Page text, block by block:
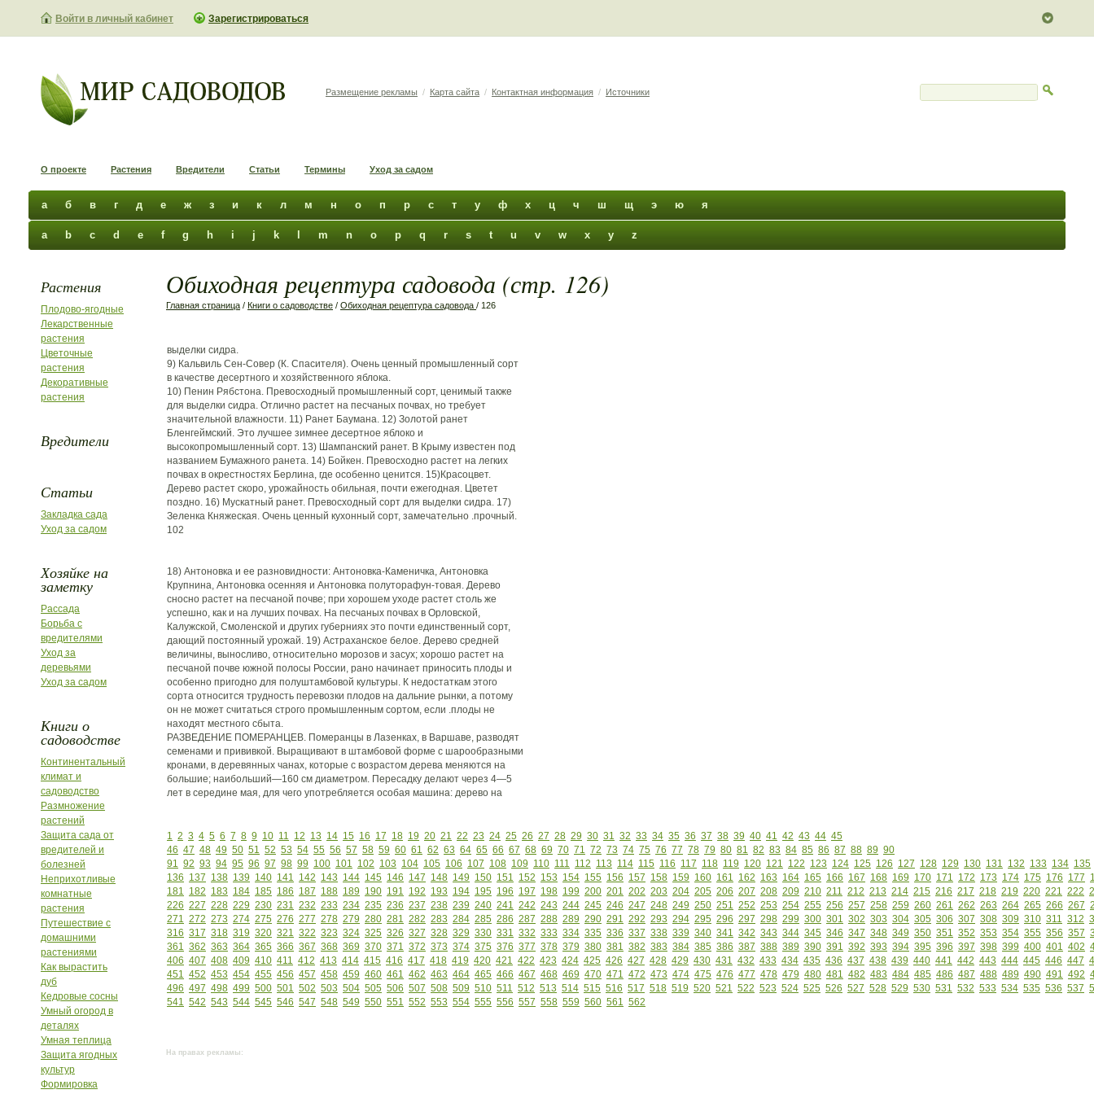
Войти в личный кабинет Зарегистрироваться
Размещение рекламы / Карта сайта / Контактная информация / Источники
О проекте Растения Вредители Статьи Термины Уход за садом
а б в г д е ж з и к л м н о п р с т у ф х ц ч ш щ э ю я
a b c d e f g h i j k m n o p q r s t u v w x y z
Растения
Плодово-ягодные
Лекарственные
растения
Цветочные
растения
Декоративные
растения
Вредители
Статьи
Закладка сада
Уход за садом
Хозяйке на
заметку
Рассада
Борьба с
вредителями
Уход за
деревьями
Уход за садом
Книги о
садоводстве
Континентальный
климат и
садоводство
Размножение
растений
Защита сада от
вредителей и
болезней
Неприхотливые
комнатные
растения
Путешествие с
домашними
растениями
Как вырастить
дуб
Кедровые сосны
Умный огород в
деталях
Умная теплица
Защита ягодных
культур
Формировка
Обиходная рецептура садовода (стр. 126)
Главная страница / Книги о садоводстве / Обиходная рецептура садовода / 126
выделки сидра.
9) Кальвиль Сен-Совер (К. Спасителя). Очень ценный промышленный сорт
в качестве десертного и хозяйственного яблока.
10) Пенин Рябстона. Превосходный промышленный сорт, ценимый также
для выделки сидра. Отлично растет на песчаных почвах, но требует
значительной влажности. 11) Ранет Баумана. 12) Золотой ранет
Бленгеймский. Это лучшее зимнее десертное яблоко и
высокопромышленный сорт. 13) Шампанский ранет. В Крыму известен под
названием Бумажного ранета. 14) Бойкен. Превосходно растет на легких
почвах в окрестностях Берлина, где особенно ценится. 15)Красоцвет.
Дерево растет скоро, урожайность обильная, почти ежегодная. Цветет
поздно. 16) Мускатный ранет. Превосходный сорт для выделки сидра. 17)
Зеленка Княжеская. Очень ценный кухонный сорт, замечательно .прочный.
102
18) Антоновка и ее разновидности: Антоновка-Каменичка, Антоновка
Крупнина, Антоновка осенняя и Антоновка полуторафун-товая. Дерево
сносно растет на песчаной почве; при хорошем уходе растет столь же
успешно, как и на лучших почвах. На песчаных почвах в Орловской,
Калужской, Смоленской и других губерниях это почти единственный сорт,
дающий постоянный урожай. 19) Астраханское белое. Дерево средней
величины, выносливо, относительно морозов и засух; хорошо растет на
песчаной почве южной полосы России, рано начинает приносить плоды и
особенно пригодно для полуштамбовой культуры. К недостаткам этого
сорта относится трудность перевозки плодов на дальние рынки, а потому
он не может считаться строго промышленным сортом, если .плоды не
находят местного сбыта.
РАЗВЕДЕНИЕ ПОМЕРАНЦЕВ. Померанцы в Лазенках, в Варшаве, разводят
семенами и прививкой. Выращивают в штамбовой форме с шарообразными
кронами, в деревянных чанах, которые с возрастом дерева меняются на
большие; наибольший—160 см диаметром. Пересадку делают через 4—5
лет в середине мая, для чего употребляется особая машина: дерево на
1 2 3 4 5 6 7 8 9 10 11 12 13 14 15 16 17 18 19 20 21 22 23 24 25 26 27 28 29 30 31 32 33 34 35 36 37 38 39 40 41 42 43 44 45
46 47 48 49 50 51 52 53 54 55 56 57 58 59 60 61 62 63 64 65 66 67 68 69 70 71 72 73 74 75 76 77 78 79 80 81 82 83 84 85 86 87 88 89 90
91 92 93 94 95 96 97 98 99 100 101 102 103 104 105 106 107 108 109 110 111 112 113 114 115 116 117 118 119 120 121 122 123 124 125 126 127 128 129 130 131 132 133 134 135
136 137 138 139 140 141 142 143 144 145 146 147 148 149 150 151 152 153 154 155 156 157 158 159 160 161 162 163 164 165 166 167 168 169 170 171 172 173 174 175 176 177
181 182 183 184 185 186 187 188 189 190 191 192 193 194 195 196 197 198 199 200 201 202 203 204 205 206 207 208 209 210 211 212 213 214 215 216 217 218 219 220 221 222
226 227 228 229 230 231 232 233 234 235 236 237 238 239 240 241 242 243 244 245 246 247 248 249 250 251 252 253 254 255 256 257 258 259 260 261 262 263 264 265 266 267
271 272 273 274 275 276 277 278 279 280 281 282 283 284 285 286 287 288 289 290 291 292 293 294 295 296 297 298 299 300 301 302 303 304 305 306 307 308 309 310 311 312
316 317 318 319 320 321 322 323 324 325 326 327 328 329 330 331 332 333 334 335 336 337 338 339 340 341 342 343 344 345 346 347 348 349 350 351 352 353 354 355 356 357
361 362 363 364 365 366 367 368 369 370 371 372 373 374 375 376 377 378 379 380 381 382 383 384 385 386 387 388 389 390 391 392 393 394 395 396 397 398 399 400 401 402
406 407 408 409 410 411 412 413 414 415 416 417 418 419 420 421 422 423 424 425 426 427 428 429 430 431 432 433 434 435 436 437 438 439 440 441 442 443 444 445 446 447
451 452 453 454 455 456 457 458 459 460 461 462 463 464 465 466 467 468 469 470 471 472 473 474 475 476 477 478 479 480 481 482 483 484 485 486 487 488 489 490 491 492
496 497 498 499 500 501 502 503 504 505 506 507 508 509 510 511 512 513 514 515 516 517 518 519 520 521 522 523 524 525 526 527 528 529 530 531 532 533 534 535 536 537
541 542 543 544 545 546 547 548 549 550 551 552 553 554 555 556 557 558 559 560 561 562
На правах рекламы: